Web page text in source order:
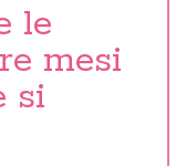
le
mesi
si